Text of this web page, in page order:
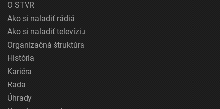
O STVR
Ako si naladiť rádiá
Ako si naladiť televíziu
Organizačná štruktúra
História
Kariéra
Rada
Úhrady